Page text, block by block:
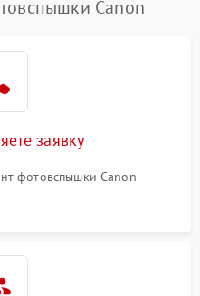
Canon
заявку
фотовспышки Canon